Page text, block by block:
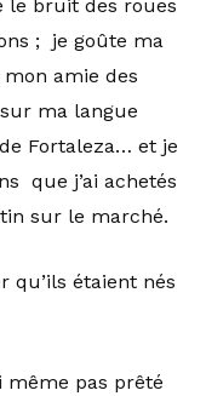
le bruit des roues
; je goûte ma
amie des
ma langue
Fortaleza… et je
que j’ai achetés
sur le marché.
qu’ils étaient nés
même pas prêté